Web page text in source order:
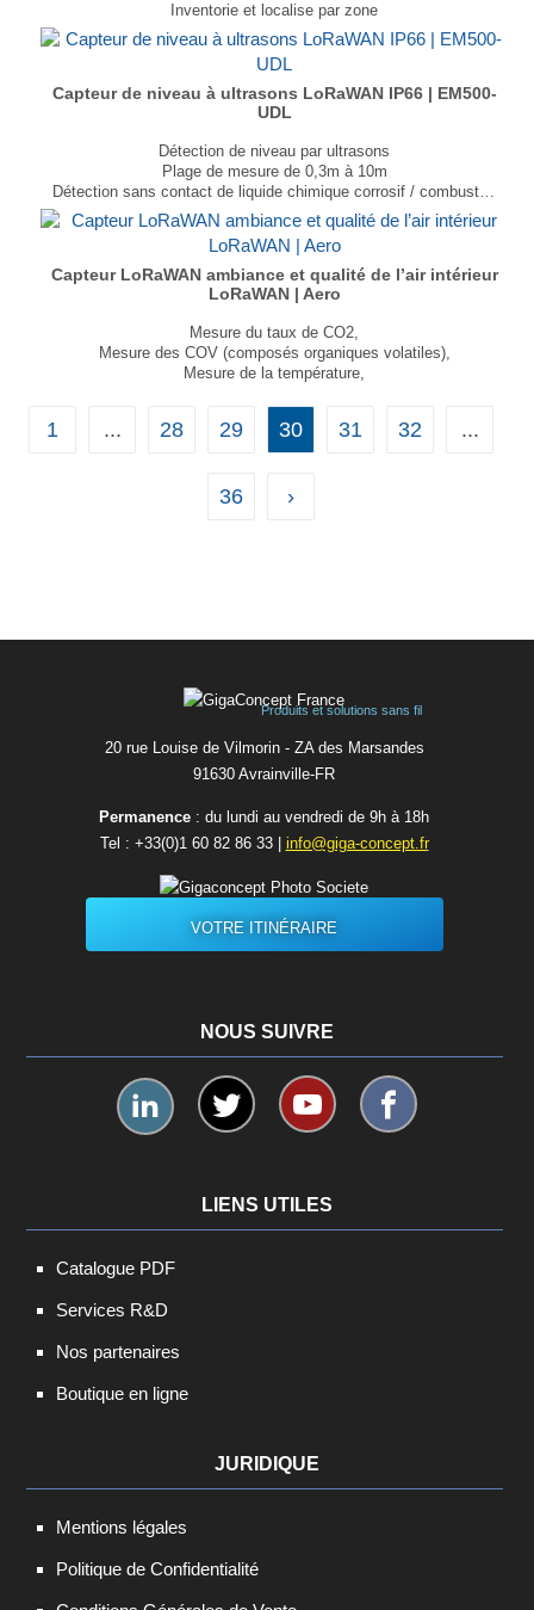
Inventorie et localise par zone
Datalogging horodaté d'évènements
Monitoring du taux d'usage
Autonomie jusqu'à 2 ans (batterie remplaçable)
Poids : 65g
Capteur de niveau à ultrasons LoRaWAN IP66 | EM500-
UDL
Détection de niveau par ultrasons
Plage de mesure de 0,3m à 10m
Détection sans contact de liquide chimique corrosif / combustible
Compatible LoRaWAN™ Classe A
Configuration possible avec NFC
Consommation électrique ultra-faible
Déploiement facile et rapide
Capteur LoRaWAN ambiance et qualité de l’air intérieur
LoRaWAN | Aero
Mesure du taux de CO2,
Mesure des COV (composés organiques volatiles),
Mesure de la température,
Mesure de la pression atmosphérique,
Détection de la luminosité ambiante,
Détection de mouvement,
Témoin LED configurable
1 ... 28 29 30 31 32 ...
36 ›
Produits et solutions sans fil
20 rue Louise de Vilmorin - ZA des Marsandes
91630 Avrainvilleㅤ-ㅤFR
Permanence : du lundi au vendredi de 9h à 18h
Tel : +33(0)1 60 82 86 33| info@giga-concept.fr
VOTRE ITINÉRAIRE
NOUS SUIVRE
LIENS UTILES
Catalogue PDF
Services R&D
Nos partenaires
Boutique en ligne
JURIDIQUE
Mentions légales
Politique de Confidentialité